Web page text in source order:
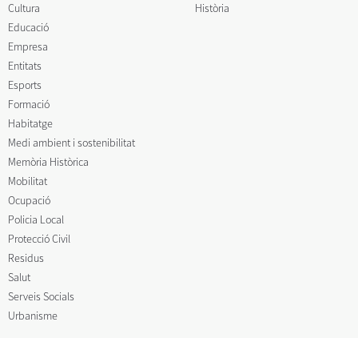
Cultura
Educació
Empresa
Entitats
Esports
Formació
Habitatge
Medi ambient i sostenibilitat
Memòria Històrica
Mobilitat
Ocupació
Policia Local
Protecció Civil
Residus
Salut
Serveis Socials
Urbanisme
Història